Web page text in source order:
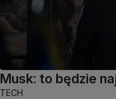
Musk: to będzie
TECH